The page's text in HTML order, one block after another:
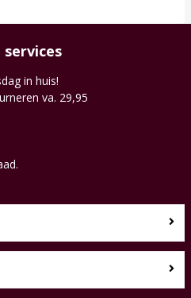
services
in huis!
va. 29,95